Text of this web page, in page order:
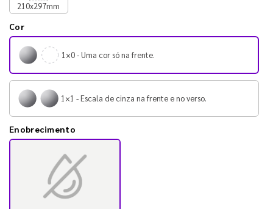
210x297mm
Cor
1×0 - Uma cor só na frente.
1×1 - Escala de cinza na frente e no verso.
Enobrecimento